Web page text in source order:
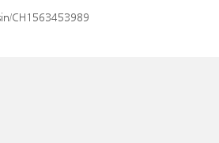
CH1563453989